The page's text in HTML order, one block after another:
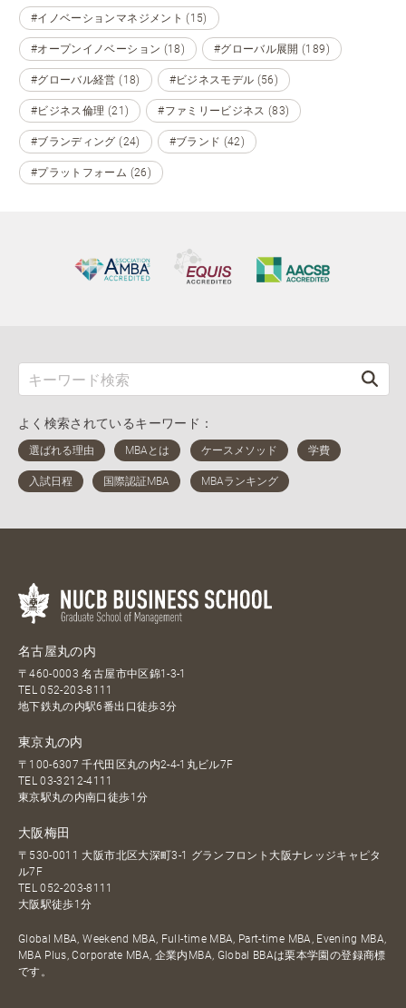
#イノベーションマネジメント (15)
#オープンイノベーション (18) #グローバル展開 (189)
#グローバル経営 (18) #ビジネスモデル (56)
#ビジネス倫理 (21) #ファミリービジネス (83)
#ブランディング (24) #ブランド (42)
#プラットフォーム (26)
よく検索されているキーワード：
名古屋丸の内
〒460-0003 名古屋市中区錦1-3-1
TEL052-203-8111
地下鉄丸の内駅6番出口徒歩3分
東京丸の内
〒100-6307 千代田区丸の内2-4-1丸ビル7F
TEL03-3212-4111
東京駅丸の内南口徒歩1分
大阪梅田
〒530-0011 大阪市北区大深町3-1 グランフロント大阪ナレッジキャピタ
ル7F
TEL052-203-8111
大阪駅徒歩1分
Global MBA, Weekend MBA, Full-time MBA, Part-time MBA, Evening MBA,
MBA Plus, Corporate MBA, 企業内MBA, Global BBAは栗本学園の登録商標
です。